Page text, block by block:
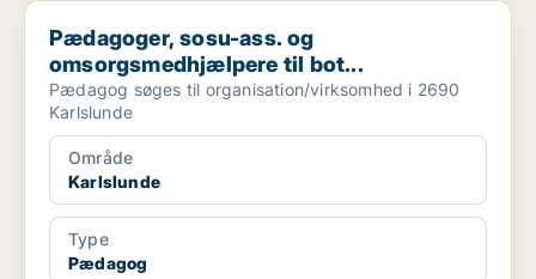
Pædagoger, sosu-ass. og omsorgsmedhjælpere til bot...
Pædagoger, sosu-ass. og
omsorgsmedhjælpere til bot...
Pædagog søges til organisation/virksomhed i 2690
Karlslunde
Område
Karlslunde
Type
Pædagog